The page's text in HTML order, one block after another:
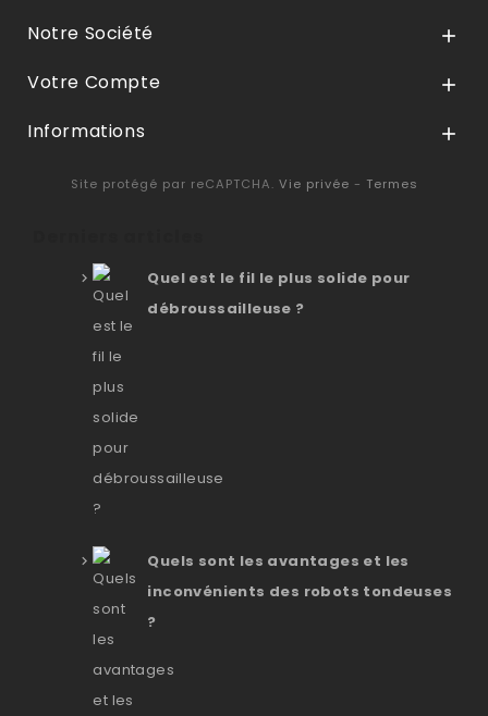
Notre Société 
Votre Compte 
Informations 
Site protégé par reCAPTCHA. Vie privée - Termes
Quel est le fil le plus solide pour
débroussailleuse ?
Quels sont les avantages et les
inconvénients des robots tondeuses
?